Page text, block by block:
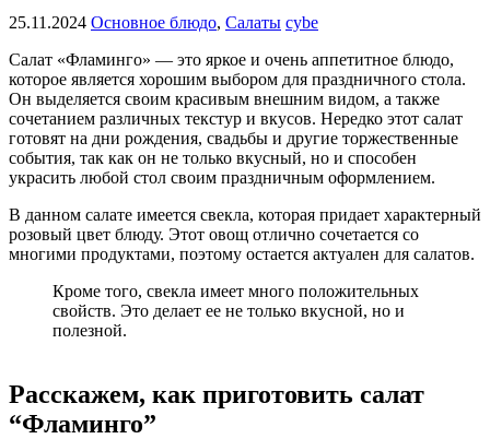
25.11.2024 Основное блюдо, Салаты cybe
Салат «Фламинго» — это яркое и очень аппетитное блюдо,
которое является хорошим выбором для праздничного стола.
Он выделяется своим красивым внешним видом, а также
сочетанием различных текстур и вкусов. Нередко этот салат
готовят на дни рождения, свадьбы и другие торжественные
события, так как он не только вкусный, но и способен
украсить любой стол своим праздничным оформлением.
В данном салате имеется свекла, которая придает характерный
розовый цвет блюду. Этот овощ отлично сочетается со
многими продуктами, поэтому остается актуален для салатов.
Кроме того, свекла имеет много положительных
свойств. Это делает ее не только вкусной, но и
полезной.
Расскажем, как приготовить салат
“Фламинго”